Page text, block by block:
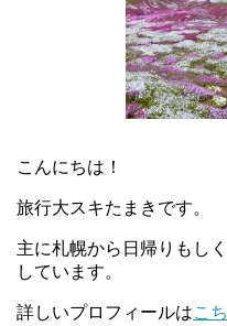
こんにちは！
旅行大スキたまきです。
主に札幌から日帰りもし
しています。
詳しいプロフィールはこ